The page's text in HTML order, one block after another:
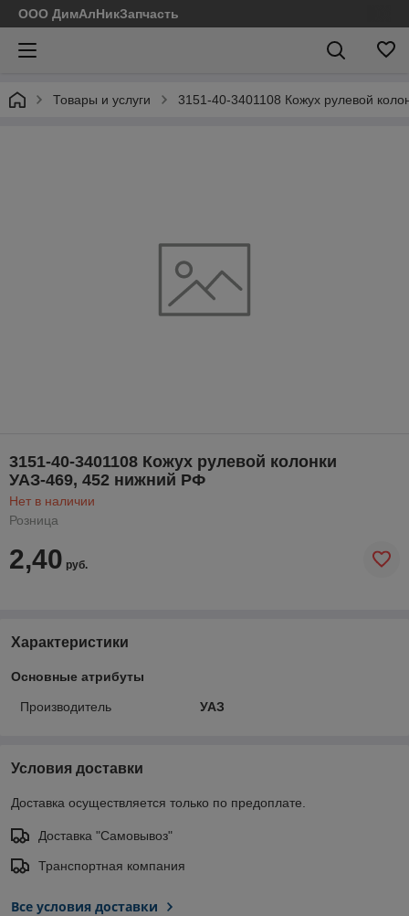
ООО ДимАлНикЗапчасть
Товары и услуги 3151-40-3401108 Кожух рулевой
3151-40-3401108 Кожух рулевой колонки
УАЗ-469, 452 нижний РФ
Нет в наличии
Розница
2,40 руб.
Характеристики
Основные атрибуты
Производитель УАЗ
Условия доставки
Доставка осуществляется только по предоплате.
Доставка "Самовывоз"
Транспортная компания
Все условия доставки